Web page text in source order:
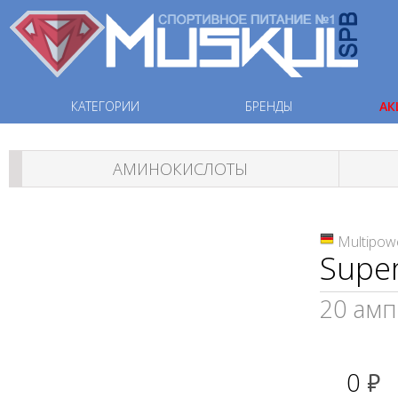
КАТЕГОРИИ БРЕНДЫ
АМИНОКИСЛОТЫ
20
0 руб.